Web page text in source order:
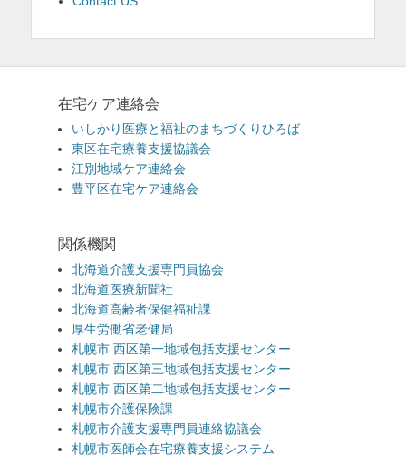
在宅ケア連絡会
いしかり医療と福祉のまちづくりひろば
東区在宅療養支援協議会
江別地域ケア連絡会
豊平区在宅ケア連絡会
関係機関
北海道介護支援専門員協会
北海道医療新聞社
北海道高齢者保健福祉課
厚生労働省老健局
札幌市 西区第一地域包括支援センター
札幌市 西区第三地域包括支援センター
札幌市 西区第二地域包括支援センター
札幌市介護保険課
札幌市介護支援専門員連絡協議会
札幌市医師会在宅療養支援システム